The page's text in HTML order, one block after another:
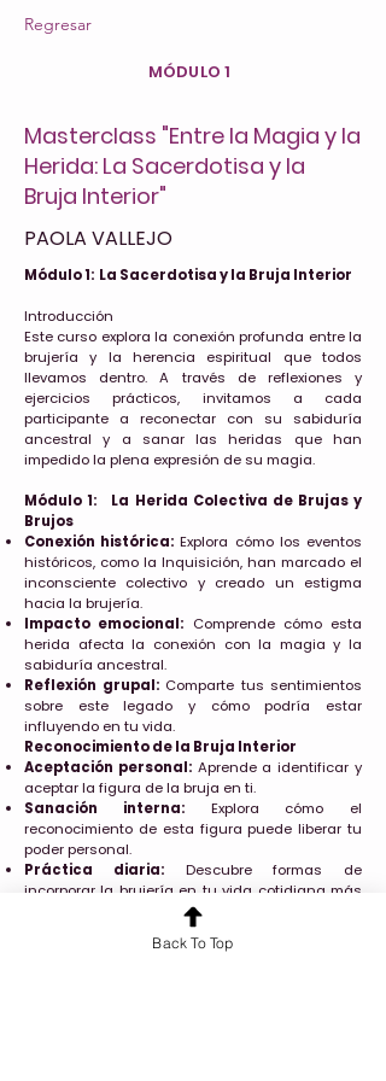
Regresar
MÓDULO 1
Masterclass "Entre la Magia y la
Herida: La Sacerdotisa y la
Bruja Interior"
PAOLA VALLEJO
Módulo 1: La Sacerdotisa y la Bruja Interior
Introducción
Este curso explora la conexión profunda entre la
brujería y la herencia espiritual que todos
llevamos dentro. A través de reflexiones y
ejercicios prácticos, invitamos a cada
participante a reconectar con su sabiduría
ancestral y a sanar las heridas que han
impedido la plena expresión de su magia.
Módulo 1: La Herida Colectiva de Brujas y
Brujos
Conexión histórica: Explora cómo los eventos
históricos, como la Inquisición, han marcado el
inconsciente colectivo y creado un estigma
hacia la brujería.
Impacto emocional: Comprende cómo esta
herida afecta la conexión con la magia y la
sabiduría ancestral.
Reflexión grupal:Comparte tus sentimientos
sobre este legado y cómo podría estar
influyendo en tu vida.
Reconocimiento de la Bruja Interior
Aceptación personal:Aprende a identificar y
aceptar la figura de la bruja en ti.
Sanación interna:Explora cómo el
reconocimiento de esta figura puede liberar tu
poder personal.
Práctica diaria:Descubre formas de
incorporar la brujería en tu vida cotidiana más
Back To Top